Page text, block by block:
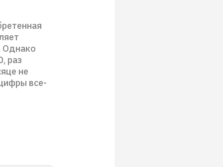
Однако
раз
не
все-